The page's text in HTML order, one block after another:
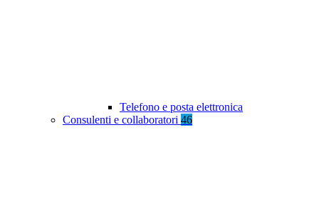
Telefono e posta elettronica
Consulenti e collaboratori 46